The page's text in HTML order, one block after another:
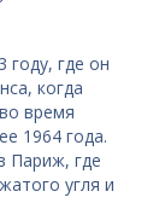
где он
когда
время
1964 года.
Париж, где
угля и